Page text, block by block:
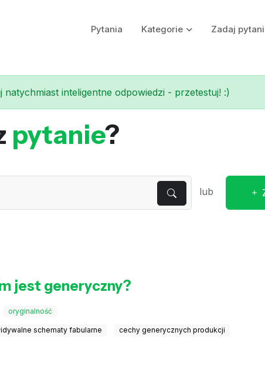
Pytania Kategorie Zadaj
natychmiast inteligentne odpowiedzi - przetestuj! :)
pytanie?
lub
jest generyczny?
oryginalność
schematy fabularne cechy generycznych produkcji